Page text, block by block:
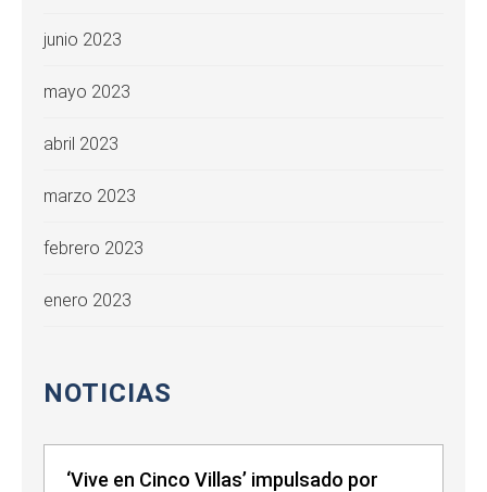
junio 2023
mayo 2023
abril 2023
marzo 2023
febrero 2023
enero 2023
NOTICIAS
‘Vive en Cinco Villas’ impulsado por